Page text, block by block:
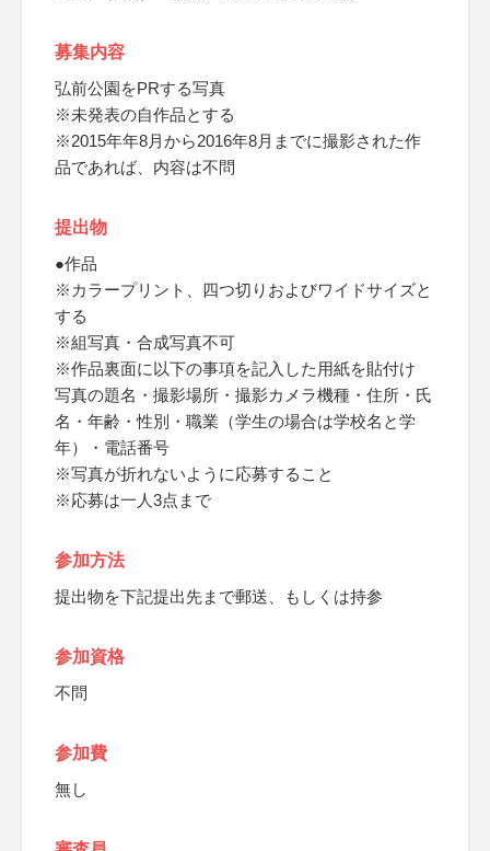
募集内容
弘前公園をPRする写真
※未発表の自作品とする
※2015年年8月から2016年8月までに撮影された作
品であれば、内容は不問
提出物
●作品
※カラープリント、四つ切りおよびワイドサイズと
する
※組写真・合成写真不可
※作品裏面に以下の事項を記入した用紙を貼付け
写真の題名・撮影場所・撮影カメラ機種・住所・氏
名・年齢・性別・職業（学生の場合は学校名と学
年）・電話番号
※写真が折れないように応募すること
※応募は一人3点まで
参加方法
提出物を下記提出先まで郵送、もしくは持参
参加資格
不問
参加費
無し